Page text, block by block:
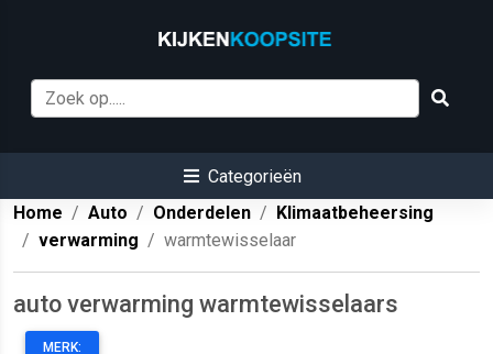
Categorieën
Home
Auto Onderdelen
Klimaatbeheersing
verwarming
warmtewisselaar
auto verwarming warmtewisselaars
MERK: